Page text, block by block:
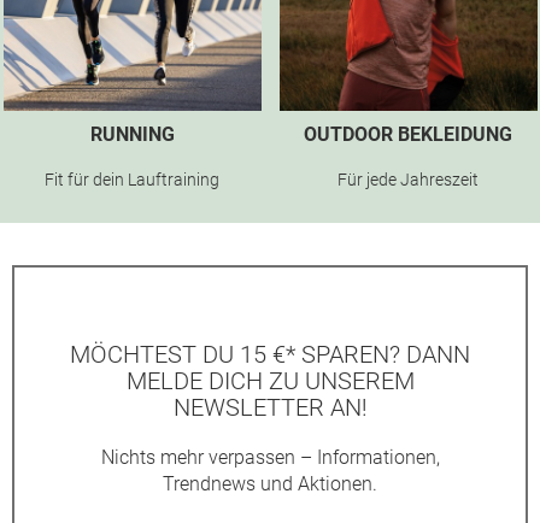
RUNNING
Fit für dein Lauftraining
OUTDOOR BEKLEIDUNG
Für jede Jahreszeit
MÖCHTEST DU 15 €* SPAREN? DANN
MELDE DICH ZU UNSEREM
NEWSLETTER AN!
Nichts mehr verpassen – Informationen,
Trendnews und Aktionen.